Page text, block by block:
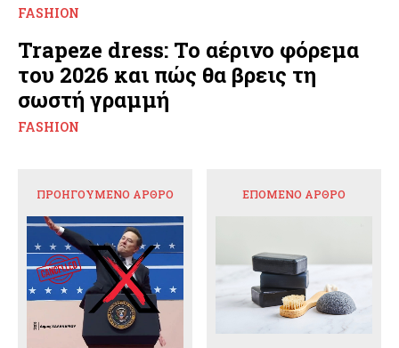
FASHION
Trapeze dress: Το αέρινο φόρεμα
του 2026 και πώς θα βρεις τη
σωστή γραμμή
FASHION
ΠΡΟΗΓΟΎΜΕΝΟ ΆΡΘΡΟ ΕΠΌΜΕΝΟ ΆΡΘΡΟ